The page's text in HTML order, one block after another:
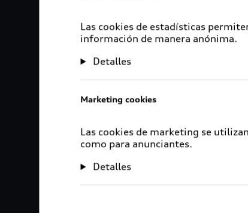
Las cookies de estadísticas
información de manera anónima.
Detalles
Marketing cookies
Las cookies de marketing se
como para anunciantes.
Detalles